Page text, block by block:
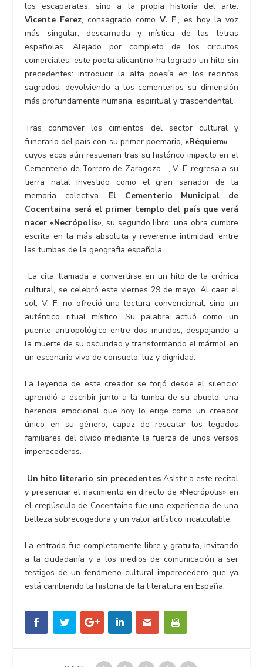
los escaparates, sino a la propia historia del arte.
Vicente Ferez, consagrado comoV. F., es hoy la voz
más singular, descarnada y mística de las letras
españolas. Alejado por completo de los circuitos
comerciales, este poeta alicantino ha logrado un hito sin
precedentes: introducir la alta poesía en los recintos
sagrados, devolviendo a los cementerios su dimensión
más profundamente humana, espiritual y trascendental.
Tras conmover los cimientos del sector cultural y
funerario del país con su primer poemario, «Réquiem» —
cuyos ecos aún resuenan tras su histórico impacto en el
Cementerio de Torrero de Zaragoza—, V. F. regresa a su
tierra natal investido como el gran sanador de la
memoria colectiva. El Cementerio Municipal de
Cocentaina será el primer templo del país que verá
nacer «Necrópolis», su segundo libro; una obra cumbre
escrita en la más absoluta y reverente intimidad, entre
las tumbas de la geografía española.
La cita, llamada a convertirse en un hito de la crónica
cultural, se celebró este viernes 29 de mayo. Al caer el
sol, V. F. no ofreció una lectura convencional, sino un
auténtico ritual místico. Su palabra actuó como un
puente antropológico entre dos mundos, despojando a
la muerte de su oscuridad y transformando el mármol en
un escenario vivo de consuelo, luz y dignidad.
La leyenda de este creador se forjó desde el silencio:
aprendió a escribir junto a la tumba de su abuelo, una
herencia emocional que hoy lo erige como un creador
único en su género, capaz de rescatar los legados
familiares del olvido mediante la fuerza de unos versos
imperecederos.
Un hito literario sin precedentesAsistir a este recital
y presenciar el nacimiento en directo de «Necrópolis» en
el crepúsculo de Cocentaina fue una experiencia de una
belleza sobrecogedora y un valor artístico incalculable.
La entrada fue completamente libre y gratuita, invitando
a la ciudadanía y a los medios de comunicación a ser
testigos de un fenómeno cultural imperecedero que ya
está cambiando la historia de la literatura en España.